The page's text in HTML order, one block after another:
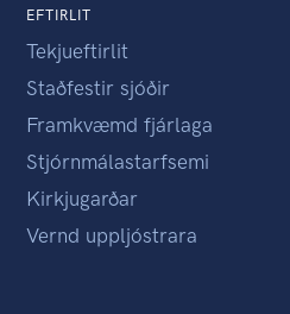
EFTIRLIT
Tekjueftirlit
Staðfestir sjóðir
Framkvæmd fjárlaga
Stjórnmálastarfsemi
Kirkjugarðar
Vernd uppljóstrara